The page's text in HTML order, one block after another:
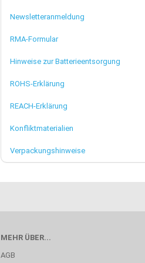
Newsletteranmeldung
RMA-Formular
Hinweise zur Batterieentsorgung
ROHS-Erklärung
REACH-Erklärung
Konfliktmaterialien
Verpackungshinweise
MEHR ÜBER...
AGB